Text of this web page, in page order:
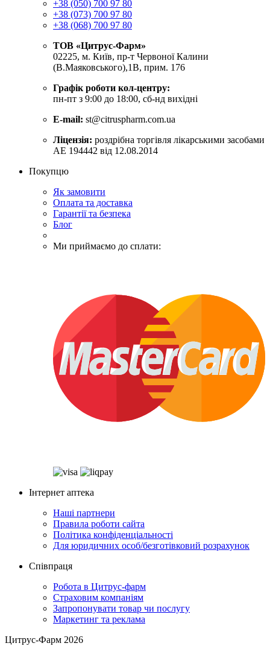
+38 (050) 700 97 80
+38 (073) 700 97 80
+38 (068) 700 97 80
ТОВ «Цитрус-Фарм»
02225, м. Київ, пр-т Червоної Калини
(В.Маяковського),1В, прим. 176
Графік роботи кол-центру:
пн-пт з 9:00 до 18:00, сб-нд вихідні
E-mail: st@citruspharm.com.ua
Ліцензія: роздрібна торгівля лікарськими засобами
АЕ 194442 від 12.08.2014
Покупцю
Як замовити
Оплата та доставка
Гарантії та безпека
Блог
Ми приймаємо до сплати:
Інтернет аптека
Наші партнери
Правила роботи сайта
Політика конфіденціальності
Для юридичних особ/безготівковий розрахунок
Співпраця
Робота в Цитрус-фарм
Страховим компаніям
Запропонувати товар чи послугу
Маркетинг та реклама
Цитрус-Фарм 2026